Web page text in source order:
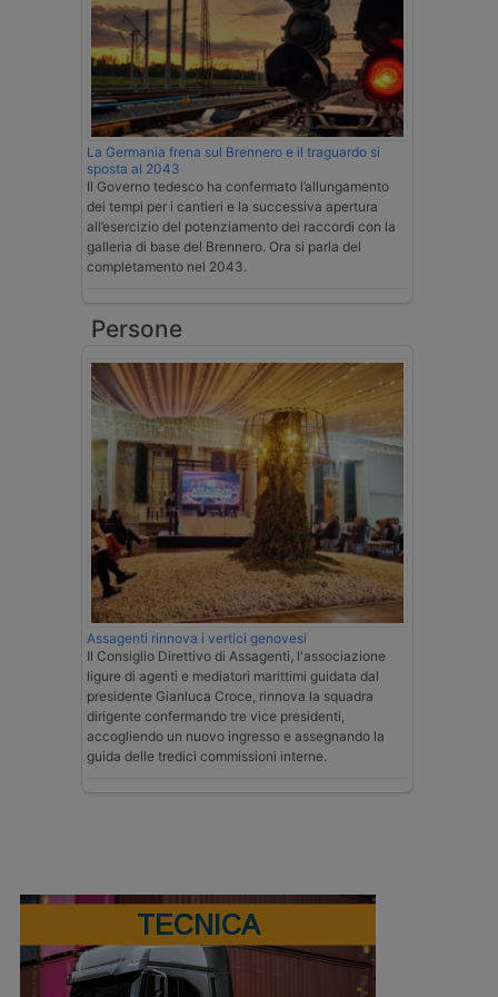
La Germania frena sul Brennero e il traguardo si
sposta al 2043
Il Governo tedesco ha confermato l’allungamento
dei tempi per i cantieri e la successiva apertura
all’esercizio del potenziamento dei raccordi con la
galleria di base del Brennero. Ora si parla del
completamento nel 2043.
Persone
Assagenti rinnova i vertici genovesi
Il Consiglio Direttivo di Assagenti, l'associazione
ligure di agenti e mediatori marittimi guidata dal
presidente Gianluca Croce, rinnova la squadra
dirigente confermando tre vice presidenti,
accogliendo un nuovo ingresso e assegnando la
guida delle tredici commissioni interne.
TECNICA